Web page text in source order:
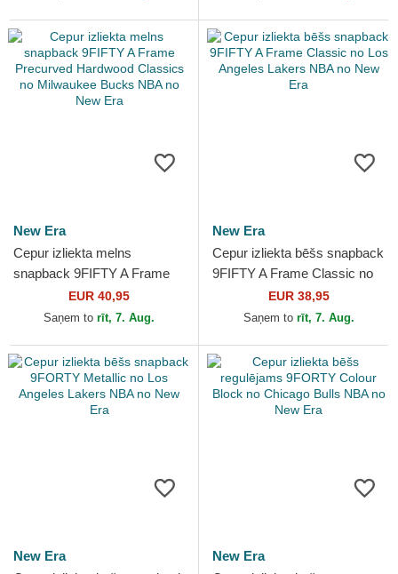
New Era
Cepur izliekta melns
snapback 9FIFTY A Frame
Precurved Hardwood
Classics no Milwaukee
EUR 40,95
Saņem to rīt, 7. Aug.
New Era
Cepur izliekta bēšs snapback
9FIFTY A Frame Classic no
Los Angeles Lakers NBA no
New Era
EUR 38,95
Saņem to rīt, 7. Aug.
New Era
New Era